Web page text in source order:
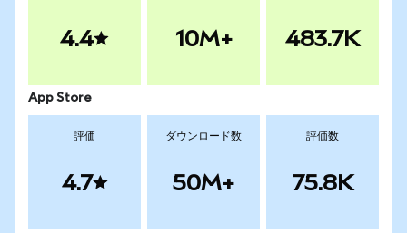
4.4 10M+ 483.7K
App Store
評価
4.7
ダウンロード数
50M+
評価数
75.8K